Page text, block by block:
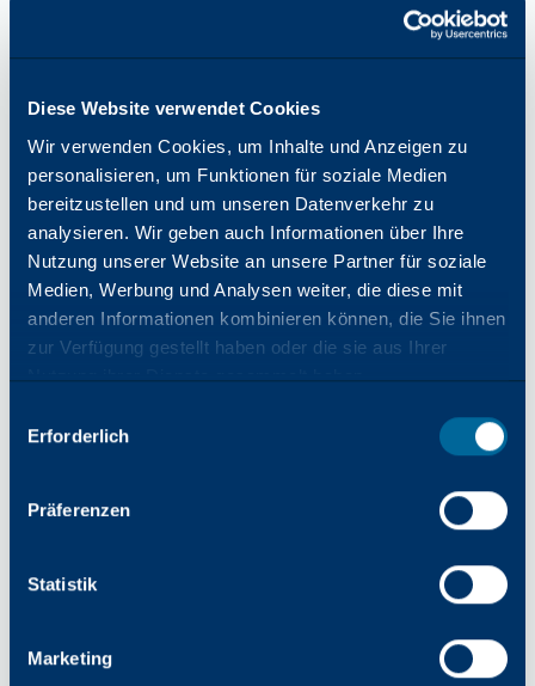
Diese Website verwendet Cookies
Wir verwenden Cookies, um Inhalte und Anzeigen zu
personalisieren, um Funktionen für soziale Medien
bereitzustellen und um unseren Datenverkehr zu
analysieren. Wir geben auch Informationen über Ihre
Nutzung unserer Website an unsere Partner für soziale
Medien, Werbung und Analysen weiter, die diese mit
anderen Informationen kombinieren können, die Sie ihnen
zur Verfügung gestellt haben oder die sie aus Ihrer
Nutzung ihrer Dienste gesammelt haben.
mitErforderlich
Präferenzen
Statistik
Marketing
den Markt. Katun verfügt über mehr als 45
Jahre Erfahrung in der Bürotechnikbranche
und Distributionspartner. Mit seiner
umfassenden Branchenkenntnis möchte
Katun seinen Kunden "Success Made
Simple" bieten, d. h. Produkte und
Dienstleistungen, die auf Zuverlässigkeit,
Einfachheit und Innovation ausgerichtet
sind.www.katun.com
Managerin für Marketingkommunikation
Allie Kern,
Allison.Kern@Katun.com